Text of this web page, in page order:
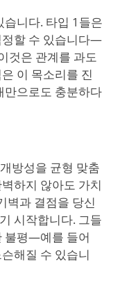
니다. 타입 1들은
정할 수 있습니다—
것은 관계를 과도
이 목소리를 진
만으로도 충분하다
방성을 균형 맞춤
하지 않아도 가치
벽과 결점을 당신
시작합니다. 그들
불평—예를 들어
해질 수 있습니